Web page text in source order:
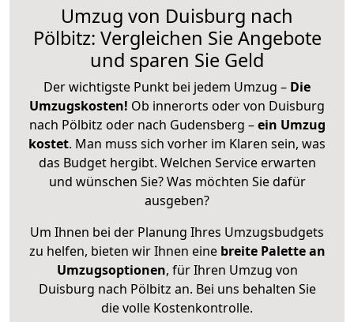
Umzug von Duisburg nach
Pölbitz: Vergleichen Sie Angebote
und sparen Sie Geld
Der wichtigste Punkt bei jedem Umzug – Die
Umzugskosten! Ob innerorts oder von Duisburg
nach Pölbitz oder nach Gudensberg –ein Umzug
kostet. Man muss sich vorher im Klaren sein, was
das Budget hergibt. Welchen Service erwarten
und wünschen Sie? Was möchten Sie dafür
ausgeben?
Um Ihnen bei der Planung Ihres Umzugsbudgets
zu helfen, bieten wir Ihnen eine breite Palette an
Umzugsoptionen, für Ihren Umzug von
Duisburg nach Pölbitz an. Bei uns behalten Sie
die volle Kostenkontrolle.